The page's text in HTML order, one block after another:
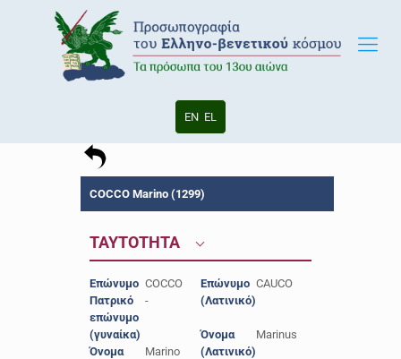
EN EL
COCCO Marino (1299)
ΤΑΥΤΟΤΗΤΑ
Επώνυμο COCCO
Πατρικό
επώνυμο
(γυναίκα)
-
Όνομα
Marino
Επώνυμο
(Λατινικό)
CAUCO
Όνομα
(Λατινικό)
Marinus